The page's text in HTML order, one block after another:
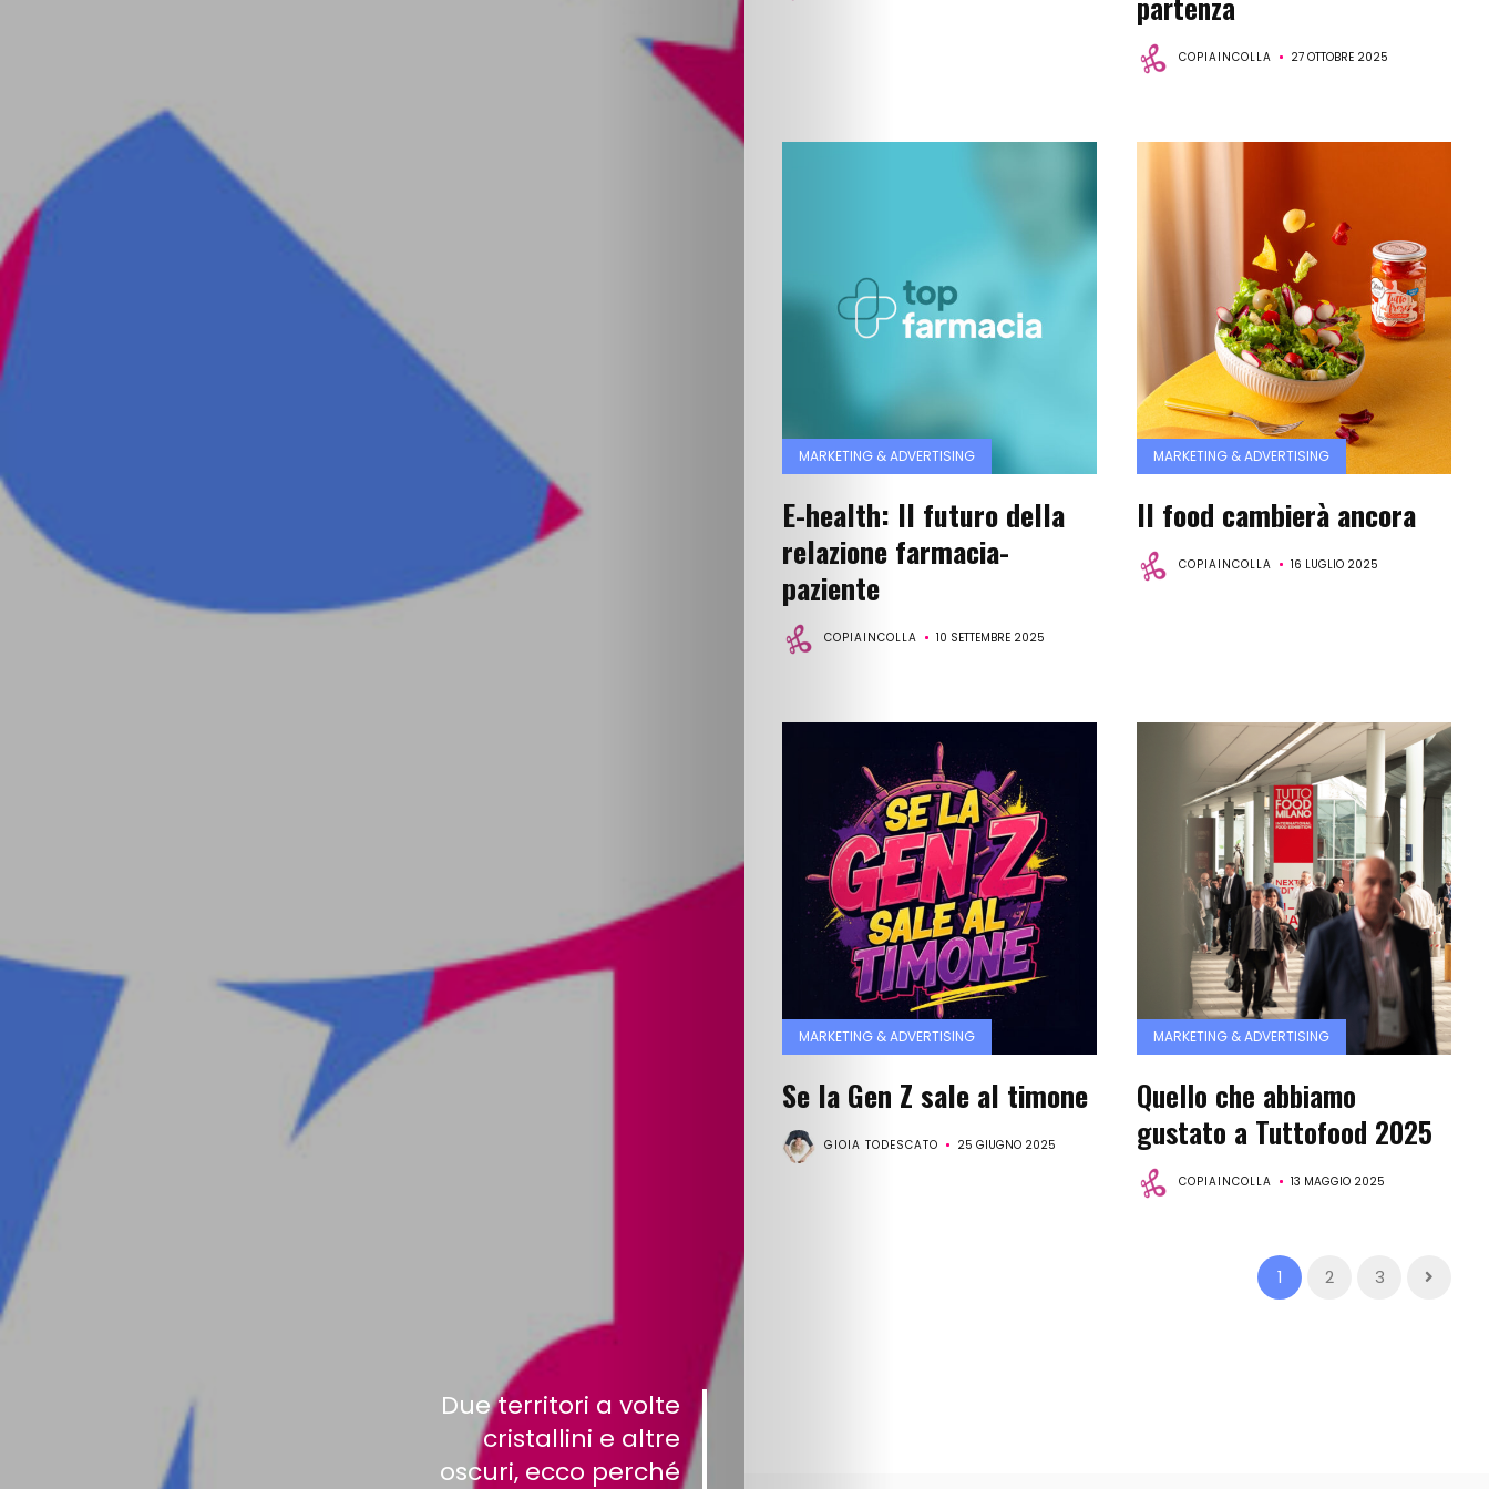
Due territori a volte
cristallini e altre
oscuri, ecco perché
COPIAINCOLLA 27 OTTOBRE 2025
MARKETING & ADVERTISING
E-health: Il futuro della
relazione farmacia-
paziente
COPIAINCOLLA 10 SETTEMBRE 2025
MARKETING & ADVERTISING
Il food cambierà ancora
COPIAINCOLLA 16 LUGLIO 2025
MARKETING & ADVERTISING
Se la Gen Z sale al timone
GIOIA TODESCATO 25 GIUGNO 2025
MARKETING & ADVERTISING
Quello che abbiamo
gustato a Tuttofood 2025
COPIAINCOLLA 13 MAGGIO 2025
1 2 3